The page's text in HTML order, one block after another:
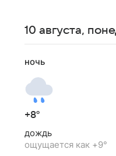
10 августа,
ночь
+8°
дождь
ощущается как +9°